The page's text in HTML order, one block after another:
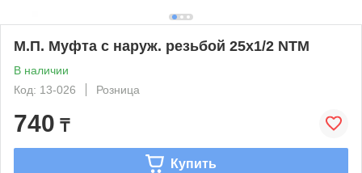
М.П. Муфта с наруж. резьбой 25х1/2 NTM
В наличии
Код: 13-026
Розница
740 ₸
Купить